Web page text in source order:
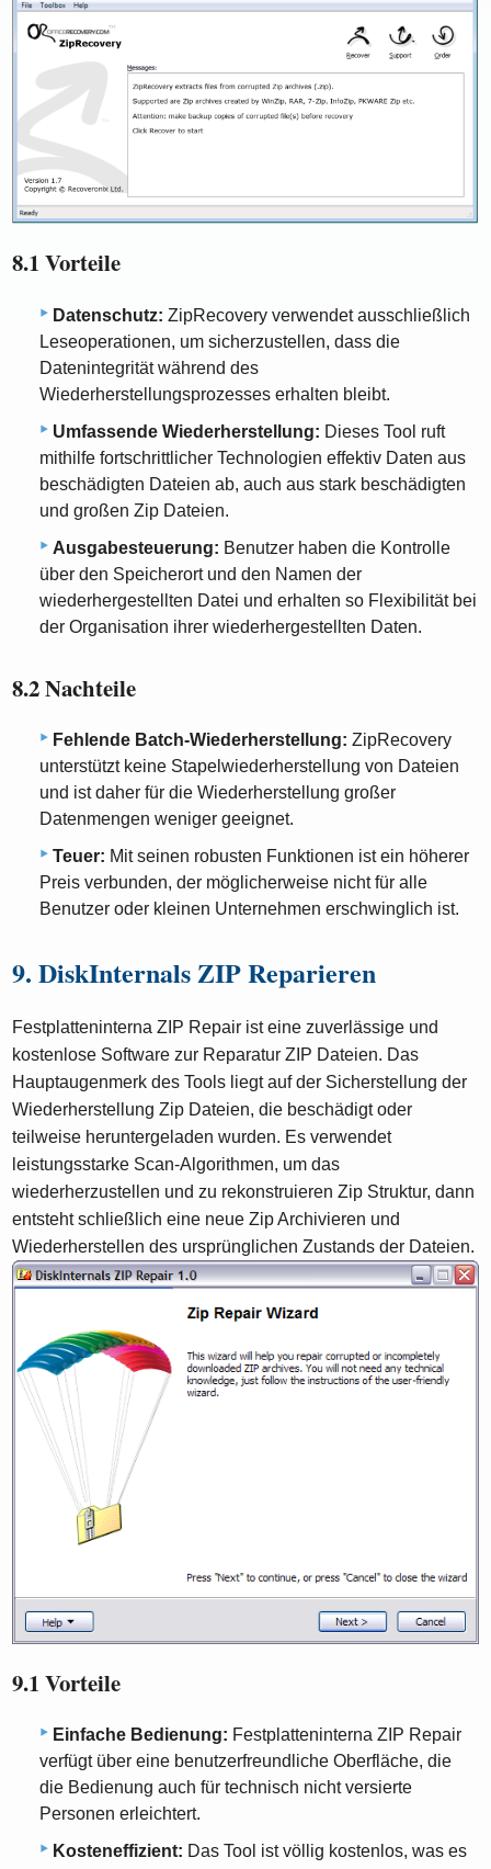
8.1 Vorteile
Datenschutz: ZipRecovery verwendet ausschließlich
Leseoperationen, um sicherzustellen, dass die
Datenintegrität während des
Wiederherstellungsprozesses erhalten bleibt.
Umfassende Wiederherstellung: Dieses Tool ruft
mithilfe fortschrittlicher Technologien effektiv Daten aus
beschädigten Dateien ab, auch aus stark beschädigten
und großen Zip Dateien.
Ausgabesteuerung: Benutzer haben die Kontrolle
über den Speicherort und den Namen der
wiederhergestellten Datei und erhalten so Flexibilität bei
der Organisation ihrer wiederhergestellten Daten.
8.2 Nachteile
Fehlende Batch-Wiederherstellung: ZipRecovery
unterstützt keine Stapelwiederherstellung von Dateien
und ist daher für die Wiederherstellung großer
Datenmengen weniger geeignet.
Teuer: Mit seinen robusten Funktionen ist ein höherer
Preis verbunden, der möglicherweise nicht für alle
Benutzer oder kleinen Unternehmen erschwinglich ist.
9. DiskInternals ZIP Reparieren
Festplatteninterna ZIP Repair ist eine zuverlässige und
kostenlose Software zur Reparatur ZIP Dateien. Das
Hauptaugenmerk des Tools liegt auf der Sicherstellung der
Wiederherstellung Zip Dateien, die beschädigt oder
teilweise heruntergeladen wurden. Es verwendet
leistungsstarke Scan-Algorithmen, um das
wiederherzustellen und zu rekonstruieren Zip Struktur, dann
entsteht schließlich eine neue Zip Archivieren und
Wiederherstellen des ursprünglichen Zustands der Dateien.
9.1 Vorteile
Einfache Bedienung: Festplatteninterna ZIP Repair
verfügt über eine benutzerfreundliche Oberfläche, die
die Bedienung auch für technisch nicht versierte
Personen erleichtert.
Kosteneffizient: Das Tool ist völlig kostenlos, was es